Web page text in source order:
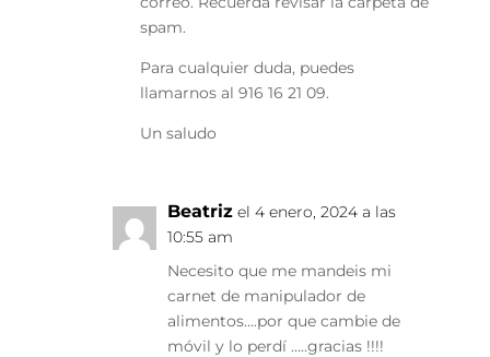
spam.
Para cualquier duda, puedes
llamarnos al 916 16 21 09.
Un saludo
Beatriz el 4 enero, 2024 a las
10:55 am
Necesito que me mandeis mi
carnet de manipulador de
alimentos….por que cambie de
móvil y lo perdí …..gracias !!!!